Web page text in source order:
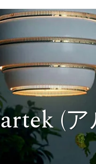
artek (